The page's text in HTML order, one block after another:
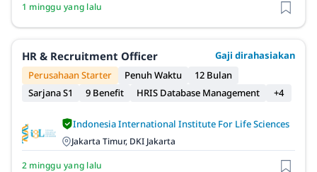
1 minggu yang lalu
HR & Recruitment Officer
Gaji dirahasiakan
Perusahaan Starter
Penuh Waktu
12 Bulan
Sarjana S1
9 Benefit HRIS Database Management +4
Indonesia International Institute For Life Sciences
Jakarta Timur, DKI Jakarta
2 minggu yang lalu